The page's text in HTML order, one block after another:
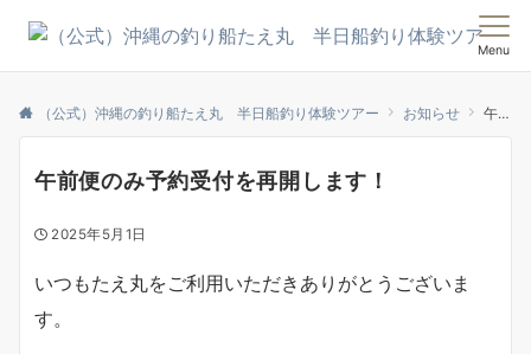
Menu
（公式）沖縄の釣り船たえ丸 半日船釣り体験ツアー お知らせ 午前便のみ予約受付を再開します！
午前便のみ予約受付を再開します！
2025年5月1日
いつもたえ丸をご利用いただきありがとうございま
す。